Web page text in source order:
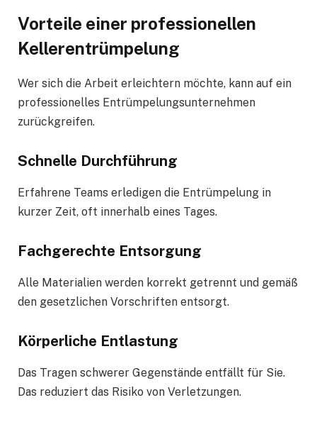
Vorteile einer professionellen
Kellerentrümpelung
Wer sich die Arbeit erleichtern möchte, kann auf ein
professionelles Entrümpelungsunternehmen
zurückgreifen.
Schnelle Durchführung
Erfahrene Teams erledigen die Entrümpelung in
kurzer Zeit, oft innerhalb eines Tages.
Fachgerechte Entsorgung
Alle Materialien werden korrekt getrennt und gemäß
den gesetzlichen Vorschriften entsorgt.
Körperliche Entlastung
Das Tragen schwerer Gegenstände entfällt für Sie.
Das reduziert das Risiko von Verletzungen.